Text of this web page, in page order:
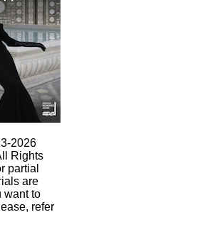
2026
Rights
partial
are
want to
refer